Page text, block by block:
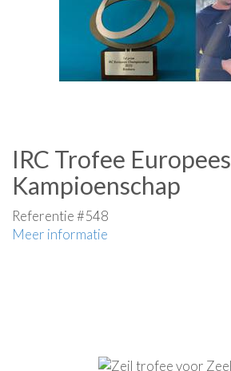
IRC Trofee Europees
Kampioenschap
Referentie #548
Meer informatie